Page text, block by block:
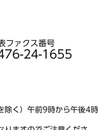
ファクス番号
24-1655
除く）午前9時から午後4時